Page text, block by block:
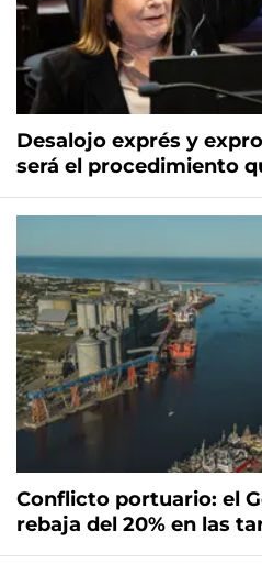
Desalojo exprés y
será el procedimiento
Conflicto portuario: el
rebaja del 20% en las